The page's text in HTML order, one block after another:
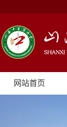
网站首页